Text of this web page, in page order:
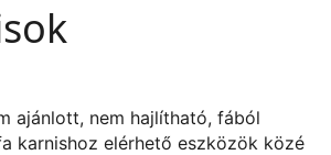
ajánlott, nem hajlítható, fából
karnishoz elérhető eszközök közé